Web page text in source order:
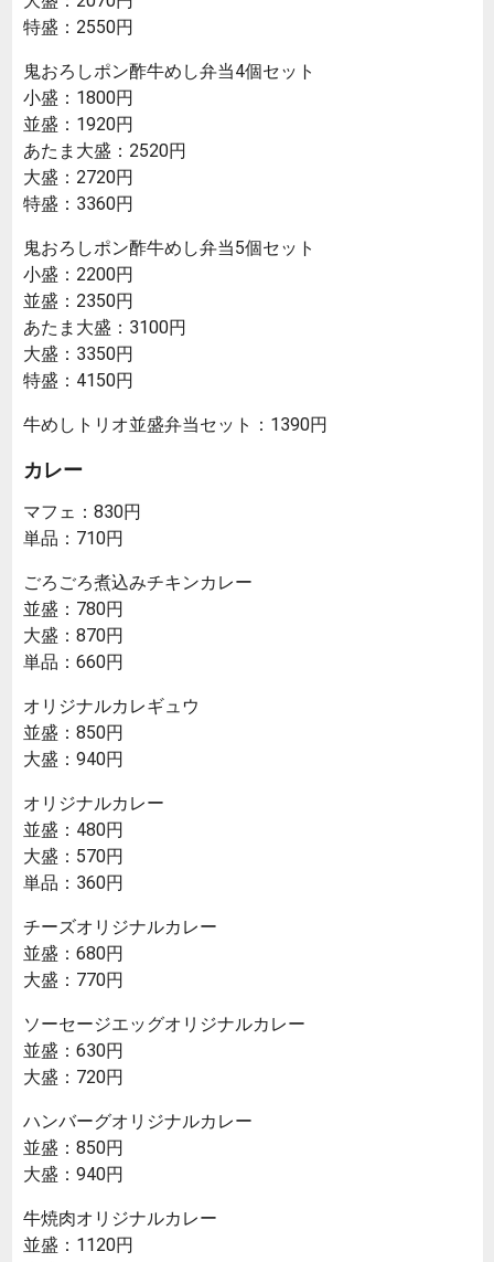
特盛：2550円
鬼おろしポン酢牛めし弁当4個セット
小盛：1800円
並盛：1920円
あたま大盛：2520円
大盛：2720円
特盛：3360円
鬼おろしポン酢牛めし弁当5個セット
小盛：2200円
並盛：2350円
あたま大盛：3100円
大盛：3350円
特盛：4150円
牛めしトリオ並盛弁当セット：1390円
カレー
マフェ：830円
単品：710円
ごろごろ煮込みチキンカレー
並盛：780円
大盛：870円
単品：660円
オリジナルカレギュウ
並盛：850円
大盛：940円
オリジナルカレー
並盛：480円
大盛：570円
単品：360円
チーズオリジナルカレー
並盛：680円
大盛：770円
ソーセージエッグオリジナルカレー
並盛：630円
大盛：720円
ハンバーグオリジナルカレー
並盛：850円
大盛：940円
牛焼肉オリジナルカレー
並盛：1120円